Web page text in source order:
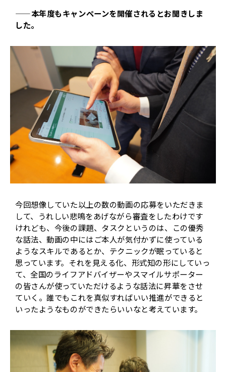
——本年度もキャンペーンを開催されるとお聞きしま
した。
今回想像していた以上の数の動画の応募をいただきま
して、うれしい悲鳴をあげながら審査をしたわけです
けれども、今後の課題、タスクというのは、この優秀
な話法、動画の中にはご本人が気付かずに使っている
ようなスキルであるとか、テクニックが眠っていると
思っています。それを見える化、形式知の形にしていっ
て、全国のライフアドバイザーやスマイルサポーター
の皆さんが使っていただけるような話法に昇華をさせ
ていく。誰でもこれを真似すればいい推進ができると
いったようなものができたらいいなと考えています。